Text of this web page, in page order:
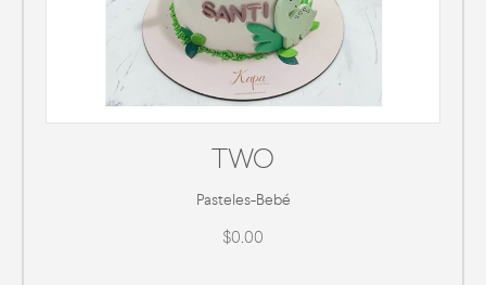
TWO
Pasteles-Bebé
$0.00